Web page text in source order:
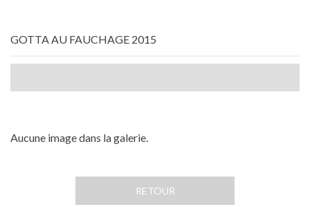
GOTTA AU FAUCHAGE 2015
Aucune image dans la galerie.
RETOUR